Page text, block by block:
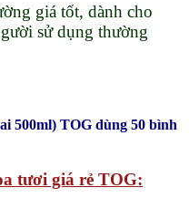
giá tốt, dành cho
sử dụng thường
500ml) TOG dùng 50 bình
tươi giá rẻ TOG: